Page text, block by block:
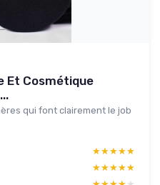
Et Cosmétique
qui font clairement le job
★★★★★
★★★★★
★★★★★
★★★★★